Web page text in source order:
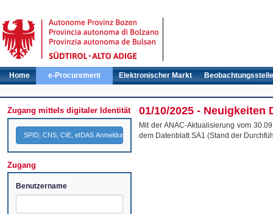
Home e-Procurement Elektronischer Markt Beobachtungsstelle
Zugang mittels digitaler Identität
SPID, CNS, CIE, eIDAS Anmeldung
Zugang
Benutzername
01/10/2025 -
Mit der ANAC-Aktualisierung vom
dem Datenblatt SA1 (Stand der